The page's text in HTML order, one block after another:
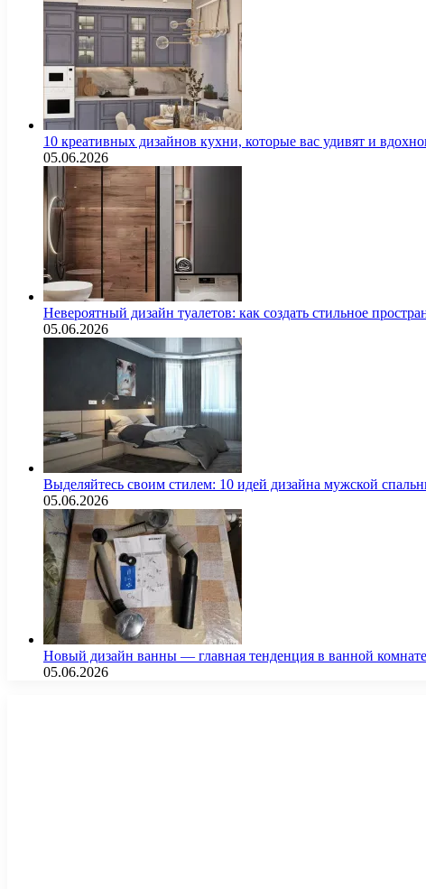
10 креативных дизайнов кухни, которые вас удивят и
05.06.2026
Невероятный дизайн туалетов: как создать стильное
05.06.2026
Выделяйтесь своим стилем: 10 идей дизайна мужской
05.06.2026
Новый дизайн ванны — главная тенденция в ванной комнате
05.06.2026